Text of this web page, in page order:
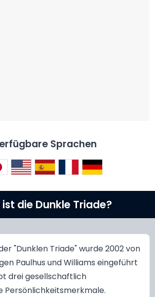
Sprachen
die Dunkle Triade?
"Dunklen Triade" wurde 2002 von
Paulhus und Williams eingeführt
drei gesellschaftlich
Persönlichkeitsmerkmale.